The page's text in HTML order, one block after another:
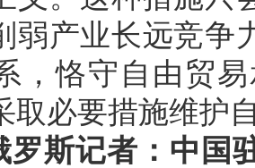
弱产业长远竞争
，恪守自由贸
取必要措施维护
罗斯记者：中国